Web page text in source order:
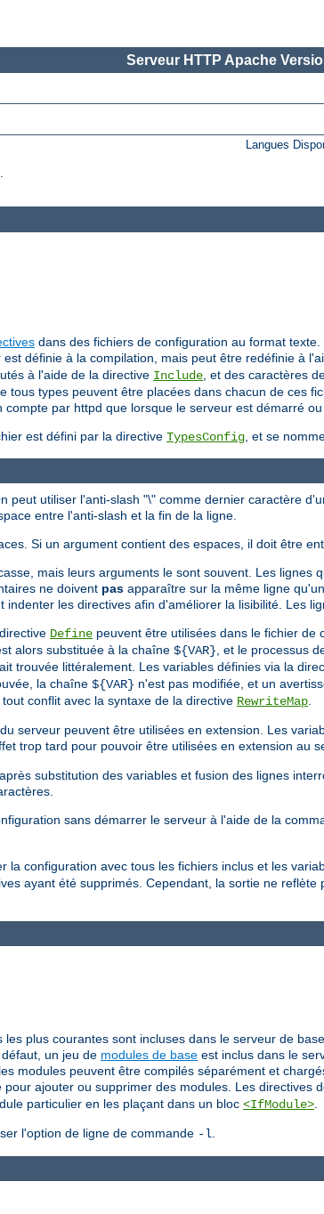
Serveur HTTP Apache
Langues
dans des fichiers de configuration au format
est définie à la compilation, mais peut être redéfinie à
à l'aide de la directive Include , et des caractères
types peuvent être placées dans chacun de ces
par httpd que lorsque le serveur est démarré ou
est défini par la directive TypesConfig , et se
utiliser l'anti-slash "\" comme dernier caractère
entre l'anti-slash et la fin de la ligne.
Si un argument contient des espaces, il doit être
mais leurs arguments le sont souvent. Les lignes
ne doivent pas apparaître sur la même ligne
les directives afin d'améliorer la lisibilité. Les
Define peuvent être utilisées dans le fichier de
alors substituée à la chaîne ${VAR} , et le processus
trouvée littéralement. Les variables définies via la
la chaîne ${VAR} n'est pas modifiée, et un
conflit avec la syntaxe de la directive RewriteMap
serveur peuvent être utilisées en extension. Les
trop tard pour pouvoir être utilisées en extension au
substitution des variables et fusion des lignes
sans démarrer le serveur à l'aide de la
la configuration avec tous les fichiers inclus et les
ayant été supprimés. Cependant, la sortie ne reflète
plus courantes sont incluses dans le serveur de
un jeu de modules de base est inclus dans le
modules peuvent être compilés séparément et
ajouter ou supprimer des modules. Les directives
particulier en les plaçant dans un bloc <IfModule>.
l'option de ligne de commande -l.